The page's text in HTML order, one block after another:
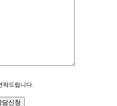
락드립니다.